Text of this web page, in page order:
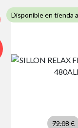
Disponible en tienda
72.08€